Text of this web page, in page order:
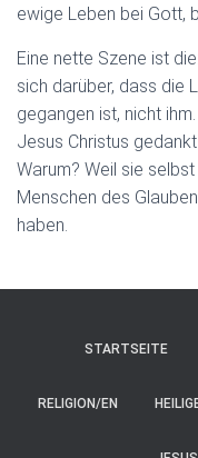
ewige Leben bei Gott,
Eine nette Szene ist
sich darüber, dass die
gegangen ist, nicht
Jesus Christus
Warum? Weil sie
Menschen des
haben.
STARTSEITE
RELIGION/EN